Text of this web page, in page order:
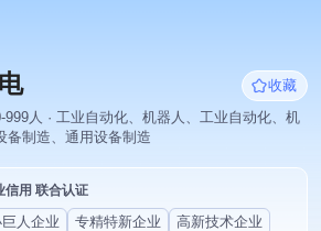
收藏
999人 · 工业自动化、机器人、工业自动化、机
备制造、通用设备制造
信用 联合认证
人企业 专精特新企业
高新技术企业